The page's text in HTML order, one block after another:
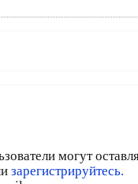
могут
зарегистрируйтесь.